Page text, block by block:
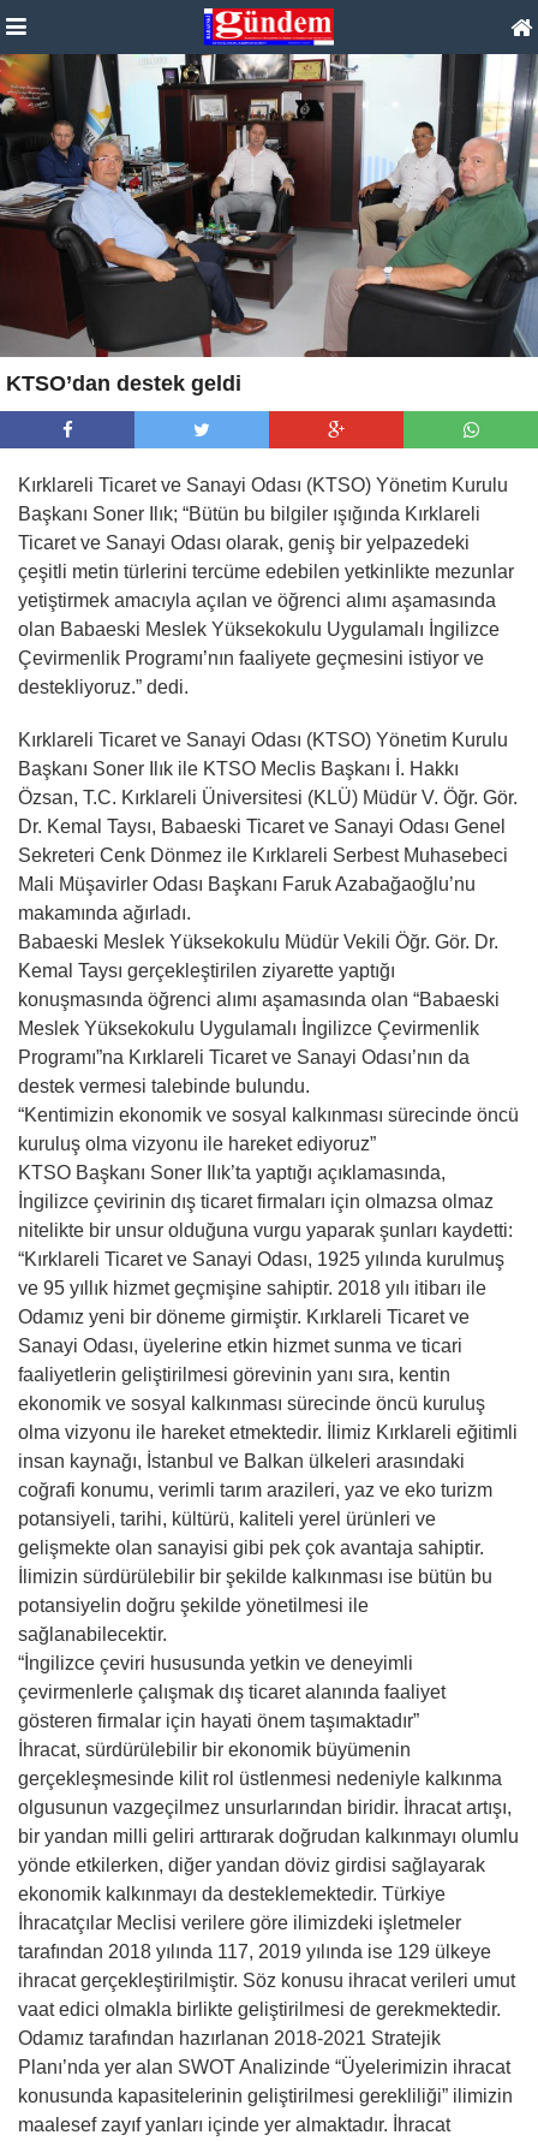
KTSO’dan destek geldi
Kırklareli Ticaret ve Sanayi Odası (KTSO) Yönetim Kurulu
Başkanı Soner Ilık; “Bütün bu bilgiler ışığında Kırklareli
Ticaret ve Sanayi Odası olarak, geniş bir yelpazedeki
çeşitli metin türlerini tercüme edebilen yetkinlikte mezunlar
yetiştirmek amacıyla açılan ve öğrenci alımı aşamasında
olan Babaeski Meslek Yüksekokulu Uygulamalı İngilizce
Çevirmenlik Programı’nın faaliyete geçmesini istiyor ve
destekliyoruz.” dedi.
Kırklareli Ticaret ve Sanayi Odası (KTSO) Yönetim Kurulu
Başkanı Soner Ilık ile KTSO Meclis Başkanı İ. Hakkı
Özsan, T.C. Kırklareli Üniversitesi (KLÜ) Müdür V. Öğr. Gör.
Dr. Kemal Taysı, Babaeski Ticaret ve Sanayi Odası Genel
Sekreteri Cenk Dönmez ile Kırklareli Serbest Muhasebeci
Mali Müşavirler Odası Başkanı Faruk Azabağaoğlu’nu
makamında ağırladı.
Babaeski Meslek Yüksekokulu Müdür Vekili Öğr. Gör. Dr.
Kemal Taysı gerçekleştirilen ziyarette yaptığı
konuşmasında öğrenci alımı aşamasında olan “Babaeski
Meslek Yüksekokulu Uygulamalı İngilizce Çevirmenlik
Programı”na Kırklareli Ticaret ve Sanayi Odası’nın da
destek vermesi talebinde bulundu.
“Kentimizin ekonomik ve sosyal kalkınması sürecinde öncü
kuruluş olma vizyonu ile hareket ediyoruz”
KTSO Başkanı Soner Ilık’ta yaptığı açıklamasında,
İngilizce çevirinin dış ticaret firmaları için olmazsa olmaz
nitelikte bir unsur olduğuna vurgu yaparak şunları kaydetti:
“Kırklareli Ticaret ve Sanayi Odası, 1925 yılında kurulmuş
ve 95 yıllık hizmet geçmişine sahiptir. 2018 yılı itibarı ile
Odamız yeni bir döneme girmiştir. Kırklareli Ticaret ve
Sanayi Odası, üyelerine etkin hizmet sunma ve ticari
faaliyetlerin geliştirilmesi görevinin yanı sıra, kentin
ekonomik ve sosyal kalkınması sürecinde öncü kuruluş
olma vizyonu ile hareket etmektedir. İlimiz Kırklareli eğitimli
insan kaynağı, İstanbul ve Balkan ülkeleri arasındaki
coğrafi konumu, verimli tarım arazileri, yaz ve eko turizm
potansiyeli, tarihi, kültürü, kaliteli yerel ürünleri ve
gelişmekte olan sanayisi gibi pek çok avantaja sahiptir.
İlimizin sürdürülebilir bir şekilde kalkınması ise bütün bu
potansiyelin doğru şekilde yönetilmesi ile
sağlanabilecektir.
“İngilizce çeviri hususunda yetkin ve deneyimli
çevirmenlerle çalışmak dış ticaret alanında faaliyet
gösteren firmalar için hayati önem taşımaktadır”
İhracat, sürdürülebilir bir ekonomik büyümenin
gerçekleşmesinde kilit rol üstlenmesi nedeniyle kalkınma
olgusunun vazgeçilmez unsurlarından biridir. İhracat artışı,
bir yandan milli geliri arttırarak doğrudan kalkınmayı olumlu
yönde etkilerken, diğer yandan döviz girdisi sağlayarak
ekonomik kalkınmayı da desteklemektedir. Türkiye
İhracatçılar Meclisi verilere göre ilimizdeki işletmeler
tarafından 2018 yılında 117, 2019 yılında ise 129 ülkeye
ihracat gerçekleştirilmiştir. Söz konusu ihracat verileri umut
vaat edici olmakla birlikte geliştirilmesi de gerekmektedir.
Odamız tarafından hazırlanan 2018-2021 Stratejik
Planı’nda yer alan SWOT Analizinde “Üyelerimizin ihracat
konusunda kapasitelerinin geliştirilmesi gerekliliği” ilimizin
maalesef zayıf yanları içinde yer almaktadır. İhracat